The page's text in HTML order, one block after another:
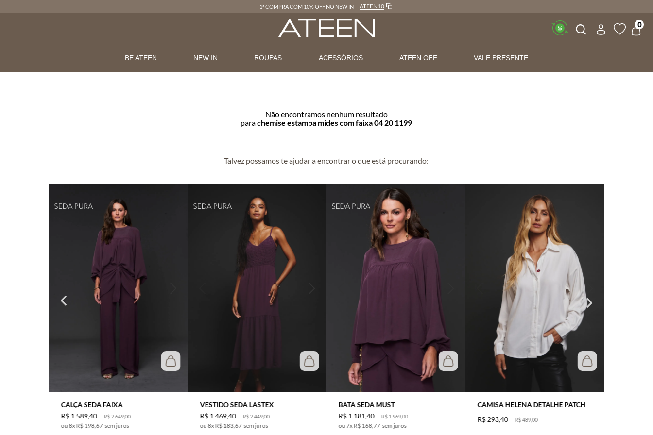
1ª COMPRA COM 10% OFF NO NEW IN ATEEN10
Buscar 0
BE ATEEN NEW IN ROUPAS ACESSÓRIOS ATEEN OFF VALE PRESENTE
Não encontramos nenhum resultado
parachemise estampa mides com faixa 04 20 1199
Talvez possamos te ajudar a encontrar o que está procurando:
CALÇA SEDA FAIXA
R$2.649,00
R$1.589,40
8xR$ 198,67 sem juros
VESTIDO SEDA LASTEX
R$2.449,00
R$ 1.469,40
8xR$ 183,67 sem juros
BATA SEDA MUST
R$1.969,00
R$1.181,40
7xR$ 168,77 sem juros
CAMISA HELENA DETALHE PATCH
R$489,00
R$ 293,40